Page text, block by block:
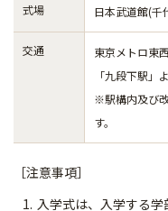
式場 日本武道館(千
交通
東京メトロ東
「九段下駅」
※駅構内及び
す。
［注意事項］
入学式は、入学する